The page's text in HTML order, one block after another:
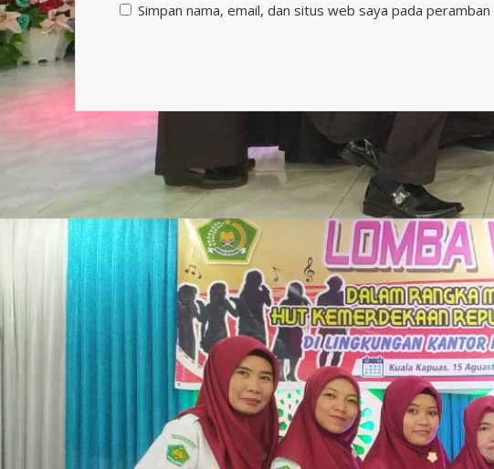
Simpan nama, email, dan situs web saya pada